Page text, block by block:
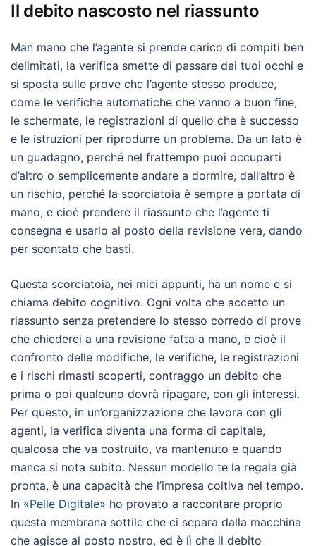
Il debito nascosto nel riassunto
Man mano che l’agente si prende carico di compiti ben
delimitati, la verifica smette di passare dai tuoi occhi e
si sposta sulle prove che l’agente stesso produce,
come le verifiche automatiche che vanno a buon fine,
le schermate, le registrazioni di quello che è successo
e le istruzioni per riprodurre un problema. Da un lato è
un guadagno, perché nel frattempo puoi occuparti
d’altro o semplicemente andare a dormire, dall’altro è
un rischio, perché la scorciatoia è sempre a portata di
mano, e cioè prendere il riassunto che l’agente ti
consegna e usarlo al posto della revisione vera, dando
per scontato che basti.
Questa scorciatoia, nei miei appunti, ha un nome e si
chiama debito cognitivo. Ogni volta che accetto un
riassunto senza pretendere lo stesso corredo di prove
che chiederei a una revisione fatta a mano, e cioè il
confronto delle modifiche, le verifiche, le registrazioni
e i rischi rimasti scoperti, contraggo un debito che
prima o poi qualcuno dovrà ripagare, con gli interessi.
Per questo, in un’organizzazione che lavora con gli
agenti, la verifica diventa una forma di capitale,
qualcosa che va costruito, va mantenuto e quando
manca si nota subito. Nessun modello te la regala già
pronta, è una capacità che l’impresa coltiva nel tempo.
In «Pelle Digitale» ho provato a raccontare proprio
questa membrana sottile che ci separa dalla macchina
che agisce al posto nostro, ed è lì che il debito